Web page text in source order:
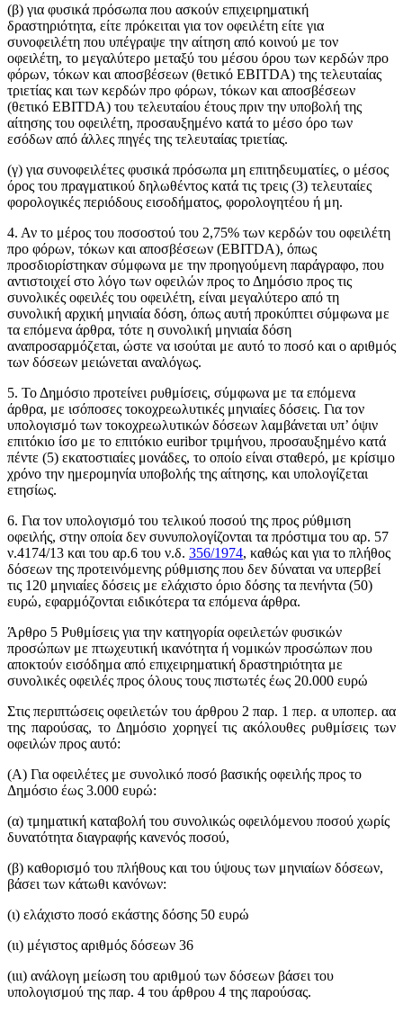
(β) για φυσικά πρόσωπα που ασκούν επιχειρηματική
δραστηριότητα, είτε πρόκειται για τον οφειλέτη είτε για
συνοφειλέτη που υπέγραψε την αίτηση από κοινού με τον
οφειλέτη, το μεγαλύτερο μεταξύ του μέσου όρου των κερδών προ
φόρων, τόκων και αποσβέσεων (θετικό EBITDA) της τελευταίας
τριετίας και των κερδών προ φόρων, τόκων και αποσβέσεων
(θετικό EBITDA) του τελευταίου έτους πριν την υποβολή της
αίτησης του οφειλέτη, προσαυξημένο κατά το μέσο όρο των
εσόδων από άλλες πηγές της τελευταίας τριετίας.
(γ) για συνοφειλέτες φυσικά πρόσωπα μη επιτηδευματίες, ο μέσος
όρος του πραγματικού δηλωθέντος κατά τις τρεις (3) τελευταίες
φορολογικές περιόδους εισοδήματος, φορολογητέου ή μη.
4. Αν το μέρος του ποσοστού του 2,75% των κερδών του οφειλέτη
προ φόρων, τόκων και αποσβέσεων (EBITDA), όπως
προσδιορίστηκαν σύμφωνα με την προηγούμενη παράγραφο, που
αντιστοιχεί στο λόγο των οφειλών προς το Δημόσιο προς τις
συνολικές οφειλές του οφειλέτη, είναι μεγαλύτερο από τη
συνολική αρχική μηνιαία δόση, όπως αυτή προκύπτει σύμφωνα με
τα επόμενα άρθρα, τότε η συνολική μηνιαία δόση
αναπροσαρμόζεται, ώστε να ισούται με αυτό το ποσό και ο αριθμός
των δόσεων μειώνεται αναλόγως.
5. Το Δημόσιο προτείνει ρυθμίσεις, σύμφωνα με τα επόμενα
άρθρα, με ισόποσες τοκοχρεωλυτικές μηνιαίες δόσεις. Για τον
υπολογισμό των τοκοχρεωλυτικών δόσεων λαμβάνεται υπ’ όψιν
επιτόκιο ίσο με το επιτόκιο euribor τριμήνου, προσαυξημένο κατά
πέντε (5) εκατοστιαίες μονάδες, το οποίο είναι σταθερό, με κρίσιμο
χρόνο την ημερομηνία υποβολής της αίτησης, και υπολογίζεται
ετησίως.
6. Για τον υπολογισμό του τελικού ποσού της προς ρύθμιση
οφειλής, στην οποία δεν συνυπολογίζονται τα πρόστιμα του αρ. 57
ν.4174/13 και του αρ.6 του ν.δ. 356/1974, καθώς και για το πλήθος
δόσεων της προτεινόμενης ρύθμισης που δεν δύναται να υπερβεί
τις 120 μηνιαίες δόσεις με ελάχιστο όριο δόσης τα πενήντα (50)
ευρώ, εφαρμόζονται ειδικότερα τα επόμενα άρθρα.
Άρθρο 5 Ρυθμίσεις για την κατηγορία οφειλετών φυσικών
προσώπων με πτωχευτική ικανότητα ή νομικών προσώπων που
αποκτούν εισόδημα από επιχειρηματική δραστηριότητα με
συνολικές οφειλές προς όλους τους πιστωτές έως 20.000 ευρώ
Στις περιπτώσεις οφειλετών του άρθρου 2 παρ. 1 περ. α υποπερ. αα
της παρούσας, το Δημόσιο χορηγεί τις ακόλουθες ρυθμίσεις των
οφειλών προς αυτό:
(Α) Για οφειλέτες με συνολικό ποσό βασικής οφειλής προς το
Δημόσιο έως 3.000 ευρώ:
(α) τμηματική καταβολή του συνολικώς οφειλόμενου ποσού χωρίς
δυνατότητα διαγραφής κανενός ποσού,
(β) καθορισμό του πλήθους και του ύψους των μηνιαίων δόσεων,
βάσει των κάτωθι κανόνων:
(ι) ελάχιστο ποσό εκάστης δόσης 50 ευρώ
(ιι) μέγιστος αριθμός δόσεων 36
(ιιι) ανάλογη μείωση του αριθμού των δόσεων βάσει του
υπολογισμού της παρ. 4 του άρθρου 4 της παρούσας.